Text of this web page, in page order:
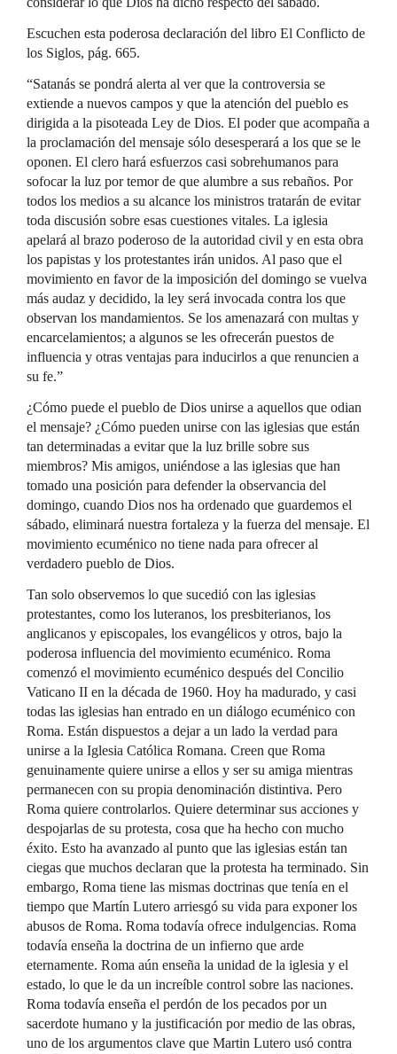
Escuchen esta poderosa declaración del libro El Conflicto de
los Siglos, pág. 665.
“Satanás se pondrá alerta al ver que la controversia se
extiende a nuevos campos y que la atención del pueblo es
dirigida a la pisoteada Ley de Dios. El poder que acompaña a
la proclamación del mensaje sólo desesperará a los que se le
oponen. El clero hará esfuerzos casi sobrehumanos para
sofocar la luz por temor de que alumbre a sus rebaños. Por
todos los medios a su alcance los ministros tratarán de evitar
toda discusión sobre esas cuestiones vitales. La iglesia
apelará al brazo poderoso de la autoridad civil y en esta obra
los papistas y los protestantes irán unidos. Al paso que el
movimiento en favor de la imposición del domingo se vuelva
más audaz y decidido, la ley será invocada contra los que
observan los mandamientos. Se los amenazará con multas y
encarcelamientos; a algunos se les ofrecerán puestos de
influencia y otras ventajas para inducirlos a que renuncien a
su fe.”
¿Cómo puede el pueblo de Dios unirse a aquellos que odian
el mensaje? ¿Cómo pueden unirse con las iglesias que están
tan determinadas a evitar que la luz brille sobre sus
miembros? Mis amigos, uniéndose a las iglesias que han
tomado una posición para defender la observancia del
domingo, cuando Dios nos ha ordenado que guardemos el
sábado, eliminará nuestra fortaleza y la fuerza del mensaje. El
movimiento ecuménico no tiene nada para ofrecer al
verdadero pueblo de Dios.
Tan solo observemos lo que sucedió con las iglesias
protestantes, como los luteranos, los presbiterianos, los
anglicanos y episcopales, los evangélicos y otros, bajo la
poderosa influencia del movimiento ecuménico. Roma
comenzó el movimiento ecuménico después del Concilio
Vaticano II en la década de 1960. Hoy ha madurado, y casi
todas las iglesias han entrado en un diálogo ecuménico con
Roma. Están dispuestos a dejar a un lado la verdad para
unirse a la Iglesia Católica Romana. Creen que Roma
genuinamente quiere unirse a ellos y ser su amiga mientras
permanecen con su propia denominación distintiva. Pero
Roma quiere controlarlos. Quiere determinar sus acciones y
despojarlas de su protesta, cosa que ha hecho con mucho
éxito. Esto ha avanzado al punto que las iglesias están tan
ciegas que muchos declaran que la protesta ha terminado. Sin
embargo, Roma tiene las mismas doctrinas que tenía en el
tiempo que Martín Lutero arriesgó su vida para exponer los
abusos de Roma. Roma todavía ofrece indulgencias. Roma
todavía enseña la doctrina de un infierno que arde
eternamente. Roma aún enseña la unidad de la iglesia y el
estado, lo que le da un increíble control sobre las naciones.
Roma todavía enseña el perdón de los pecados por un
sacerdote humano y la justificación por medio de las obras,
uno de los argumentos clave que Martin Lutero usó contra